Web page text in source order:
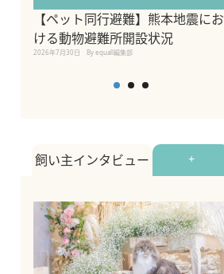
【ペット同行避難】熊本地震にお
ける動物避難所開設状況
2026年7月30日 By equall編集部
飼い主インタビュー +